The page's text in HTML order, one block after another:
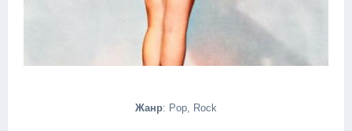
Жанр: Pop, Rock